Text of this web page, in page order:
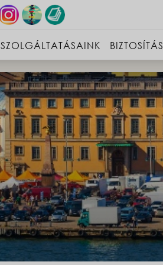
SZOLGÁLTATÁSAINK BIZTOSÍTÁS